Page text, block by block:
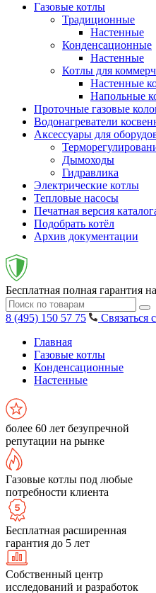
Газовые котлы
Традиционные
Настенные
Конденсационные
Настенные
Котлы для
Настенные
Напольные
Проточные газовые
Водонагреватели
Аксессуары для
Дымоходы
Гидравлика
Электрические котлы
Тепловые насосы
Печатная версия
Подобрать котёл
Архив документации
Бесплатная полная гарантия
8 (495) 150 57 75
Связаться
Главная
Газовые котлы
Конденсационные
Настенные
более 60 лет безупречной
репутации на рынке
Газовые котлы под любые
потребности клиента
Бесплатная расширенная
гарантия до 5 лет
Собственный центр
исследований и разработок